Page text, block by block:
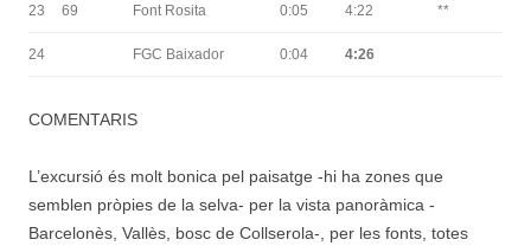
23 69 Font Rosita 0:05 4:22 **
24 FGC Baixador 0:04 4:26
COMENTARIS
L’excursió és molt bonica pel paisatge -hi ha zones que
semblen pròpies de la selva- per la vista panoràmica -
Barcelonès, Vallès, bosc de Collserola-, per les fonts, totes